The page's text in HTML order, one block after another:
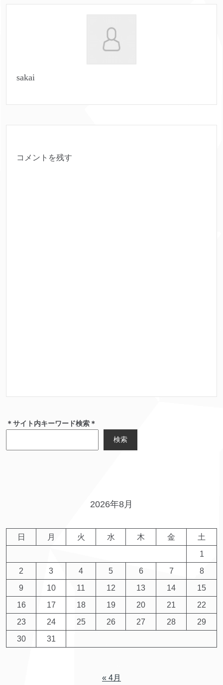
sakai
コメントを残す
＊サイト内キーワード検索＊
検索
2026年8月
日 月 火 水 木 金
土
1
2
3 4 5 6 7
8
9
10 11 12 13 14
15
16
17 18 19 20 21
22
23
24 25 26 27 28
29
30
31
« 4月